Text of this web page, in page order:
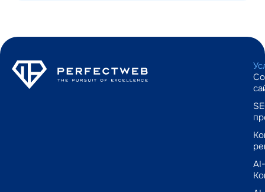
AI-